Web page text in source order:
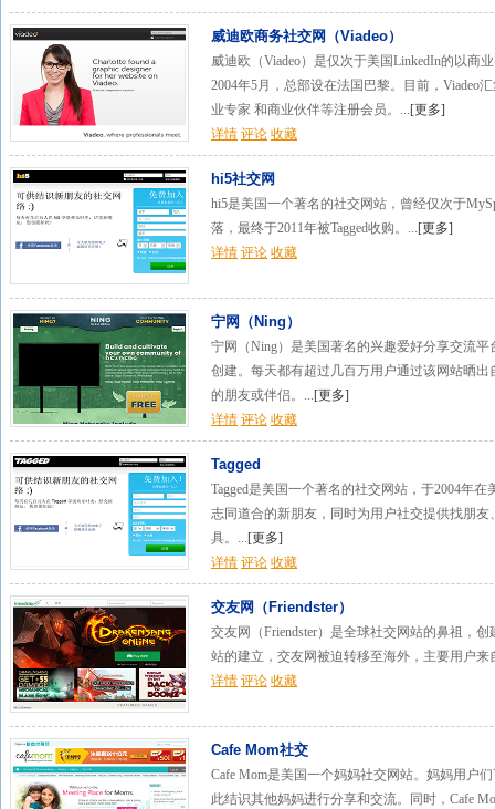
威迪欧商务社交网（Viadeo）
威迪欧（Viadeo）是仅次于美国LinkedIn的以商
2004年5月，总部设在法国巴黎。目前，Viadeo
业专家 和商业伙伴等注册会员。...[更多]
详情 评论 收藏
hi5社交网
hi5是美国一个著名的社交网站，曾经仅次于
落，最终于2011年被Tagged收购。...[更多]
详情 评论 收藏
宁网（Ning）
宁网（Ning）是美国著名的兴趣爱好分享交流
创建。每天都有超过几百万用户通过该网站晒
的朋友或伴侣。...[更多]
详情 评论 收藏
Tagged
Tagged是美国一个著名的社交网站，于2004年
志同道合的新朋友，同时为用户社交提供找朋
具。...[更多]
详情 评论 收藏
交友网（Friendster）
交友网（Friendster）是全球社交网站的鼻祖，创
站的建立，交友网被迫转移至海外，主要用户
详情 评论 收藏
Cafe Mom社交
Cafe Mom是美国一个妈妈社交网站。妈妈用户
此结识其他妈妈进行分享和交流。同时，Cafe